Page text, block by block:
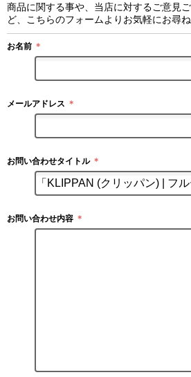
商品に関する事や、当店に対するご意見
ど、こちらのフォームよりお気軽にお尋ね
お名前 ＊
メールアドレス ＊
お問い合わせタイトル ＊
お問い合わせ内容 ＊